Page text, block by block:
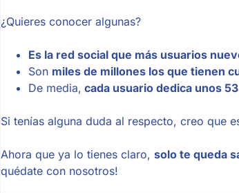
¿Quieres conocer algunas?
Es la red social que más usuarios
Son miles de millones los que tienen
De media, cada usuario dedica unos
Si tenías alguna duda al respecto, creo que
Ahora que ya lo tienes claro, solo te queda
quédate con nosotros!